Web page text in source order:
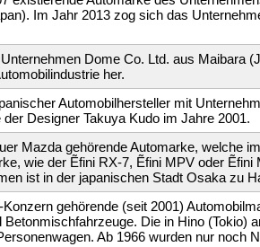
Im Jahr 2013 zog sich das
Dome Co. Ltd. aus Maibara
her.
Automobilhersteller mit
Designer Takuya Kudo im Jahre 2001.
Mazda gehörende Automarke, welche
wie der Ẽfini RX-7, Ẽfini MPV oder Ẽfini
ist in der japanischen Stadt Osaka zu
gehörende (seit 2001)
Betonmischfahrzeuge. Die in Hino (Tokio)
Ab 1966 wurden nur noch